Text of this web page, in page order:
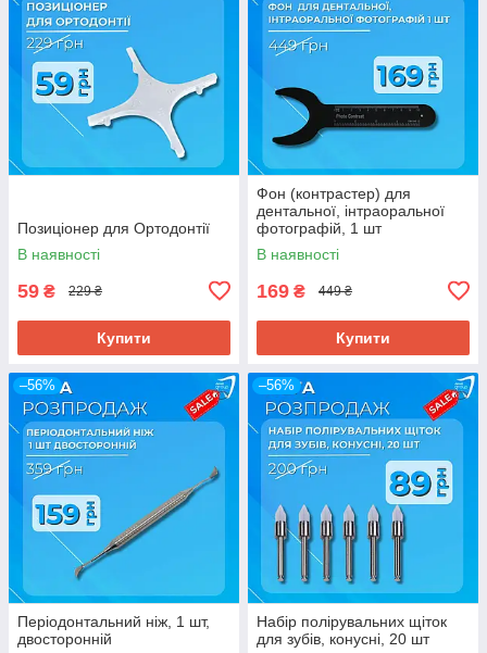
Позиціонер для Ортодонтії
В наявності
59 ₴ 229 ₴
Купити
Фон (контрастер) для
дентальної, інтраоральної
фотографій, 1 шт
В наявності
169 ₴ 449 ₴
Купити
–56%
Періодонтальний ніж, 1 шт,
двосторонній
–56%
Набір полірувальних щіток
для зубів, конусні, 20 шт